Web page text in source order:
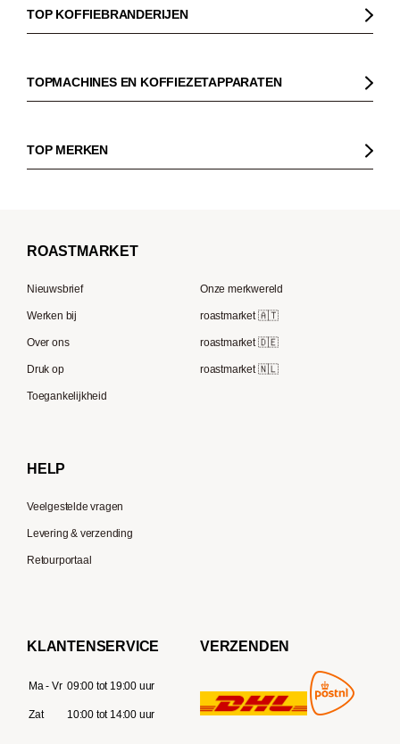
Koffiebonen
Biologische koffie
Espresso
French Press koffie
TOP KOFFIEBRANDERIJEN
Dinzler
Elbgold
Tre Forze
Lavazza
Berliner Kaffeerösterei
Speicherstadt Kaffee
Supremo
TOPMACHINES EN KOFFIEZETAPPARATEN
Pistonmachines
Filter koffiezetapparaten
TOP MERKEN
Moccamaster
ROASTMARKET
Nieuwsbrief
Werken bij
Over ons
Druk op
Toegankelijkheid
Onze merkwereld
roastmarket 🇦🇹
roastmarket 🇩🇪
roastmarket 🇳🇱
HELP
Veelgestelde vragen
Levering & verzending
Retourportaal
KLANTENSERVICE
Ma - Vr 09:00 tot 19:00 uur
Zat 10:00 tot 14:00 uur
VERZENDEN